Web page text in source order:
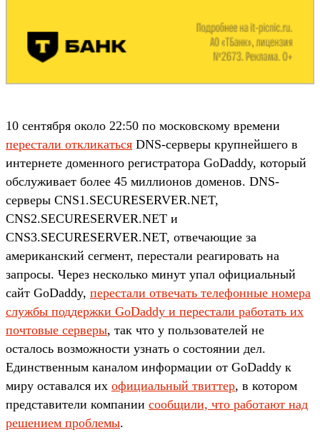
10 сентября около 22:50 по московскому времени
перестали откликаться DNS-серверы крупнейшего в
интернете доменного регистратора GoDaddy, который
обслуживает более 45 миллионов доменов. DNS-
серверы CNS1.SECURESERVER.NET,
CNS2.SECURESERVER.NET и
CNS3.SECURESERVER.NET, отвечающие за
американский сегмент, перестали реагировать на
запросы. Через несколько минут упал официальный
сайт GoDaddy, перестали отвечать телефонные номера
службы поддержки GoDaddy и перестали работать их
почтовые серверы, так что у пользователей не
осталось возможности узнать о состоянии дел.
Единственным каналом информации от GoDaddy к
миру оставался их официальный твиттер, в котором
представители компании сообщили, что работают над
решением проблемы.